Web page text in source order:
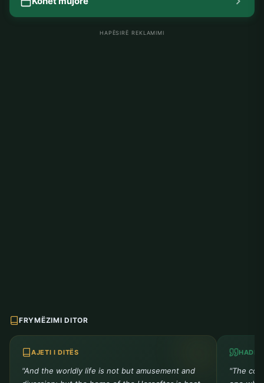
HAPËSIRË REKLAMIMI
FRYMËZIMI DITOR
AJETI I DITËS
"And the worldly life is not but amusement and
"The